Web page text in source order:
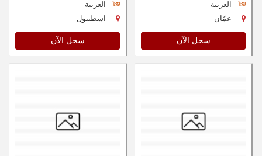
العربية
عمّان
سجل الآن
العربية
اسطنبول
سجل الآن